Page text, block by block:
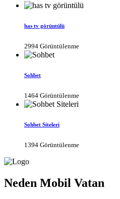
has tv görüntülü
2994 Görüntülenme
Sohbet
1464 Görüntülenme
Sohbet Siteleri
1394 Görüntülenme
Neden Mobil Vatan